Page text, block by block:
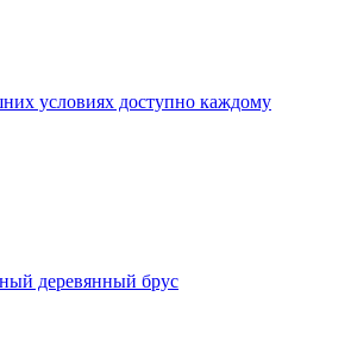
условиях доступно каждому
деревянный брус